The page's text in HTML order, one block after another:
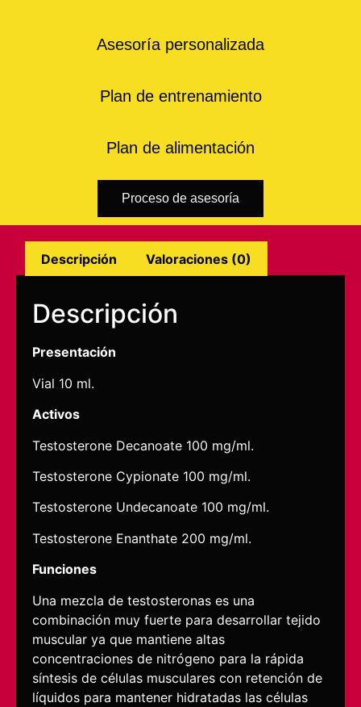
Asesoría personalizada
Plan de entrenamiento
Plan de alimentación
Proceso de asesoría
Descripción Valoraciones (0)
Descripción
Presentación
Vial 10 ml.
Activos
Testosterone Decanoate 100 mg/ml.
Testosterone Cypionate 100 mg/ml.
Testosterone Undecanoate 100 mg/ml.
Testosterone Enanthate 200 mg/ml.
Funciones
Una mezcla de testosteronas es una
combinación muy fuerte para desarrollar tejido
muscular ya que mantiene altas
concentraciones de nitrógeno para la rápida
síntesis de células musculares con retención de
líquidos para mantener hidratadas las células